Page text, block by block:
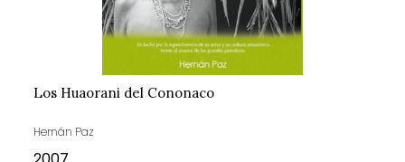
Los Huaorani del Cononaco
Hernán Paz